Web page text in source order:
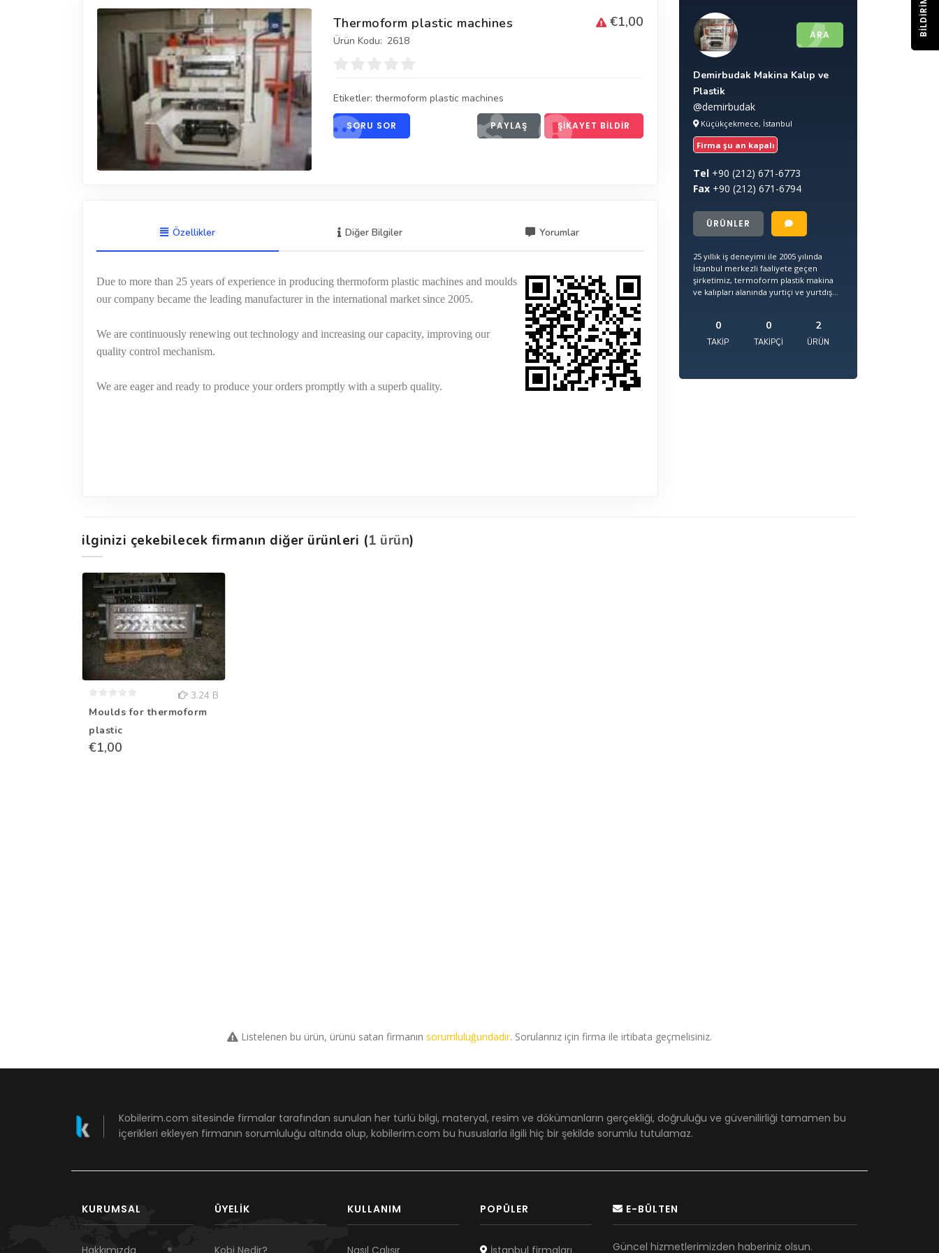
€1,00
Thermoform plastic machines
Ürün Kodu: 2618
Etiketler: thermoform plastic machines
SORU SOR PAYLAŞ ŞIKAYET BILDIR
Özellikler Diğer Bilgiler Yorumlar
Due to more than 25 years of experience in producing thermoform plastic machines and moulds
our company became the leading manufacturer in the international market since 2005.
We are continuously renewing out technology and increasing our capacity, improving our
quality control mechanism.
We are eager and ready to produce your orders promptly with a superb quality.
ARA
Demirbudak Makina Kalıp ve
Plastik
@demirbudak
Küçükçekmece, İstanbul
Firma şu an kapalı
Tel +90 (212) 671-6773
Fax +90 (212) 671-6794
ÜRÜNLER
25 yıllık iş deneyimi ile 2005 yılında
İstanbul merkezli faaliyete geçen
şirketimiz, termoform plastik makina
ve kalıpları alanında yurtiçi ve yurtdış...
0
TAKIP
0
TAKIPÇI
2
ÜRÜN
ilginizi çekebilecek firmanın diğer ürünleri (1 ürün)
3.24 B
Moulds for thermoform
plastic
€1,00
Listelenen bu ürün, ürünü satan firmanın sorumluluğundadır. Sorularınız için firma ile irtibata geçmelisiniz.
Kobilerim.com sitesinde firmalar tarafından sunulan her türlü bilgi, materyal, resim ve dökümanların gerçekliği, doğruluğu ve güvenilirliği tamamen bu
içerikleri ekleyen firmanın sorumluluğu altında olup, kobilerim.com bu hususlarla ilgili hiç bir şekilde sorumlu tutulamaz.
KURUMSAL ÜYELIK KULLANIM POPÜLER E-BÜLTEN
Güncel hizmetlerimizden haberiniz olsun.
BILDIRIM